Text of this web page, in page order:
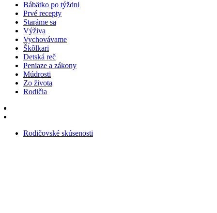
Bábätko po týždni
Prvé recepty
Staráme sa
Výživa
Vychovávame
Škôlkari
Detská reč
Peniaze a zákony
Múdrosti
Zo života
Rodičia
Rodičovské skúsenosti